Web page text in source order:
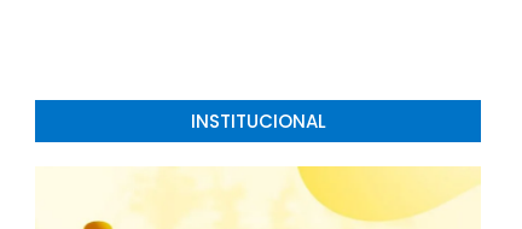
INSTITUCIONAL